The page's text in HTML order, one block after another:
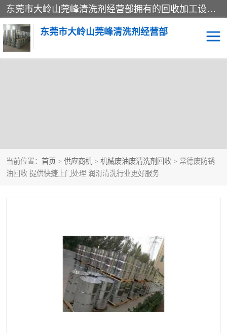
东莞市大岭山莞峰清洗剂经营部拥有的回收加工设备，大量废油回收、废清洗剂回收、废溶剂油回收、机械废油废清洗剂回收、废碳氢回收、碳氢液压油回收、碳氢二氯回收等废清洗剂处理；我们只是提供废旧化工原料的循环使用存放点，执行正规的存放，有正规的回收资质处理。同时我们公司批发零售回收级清洗剂，脱模油再生基础油，质量保证。
东莞市大岭山莞峰清洗剂经营部
当前位置： 首页 > 供应商机 > 机械废油废清洗剂回收 > 常德废防锈
油回收 提供快捷上门处理 润滑清洗行业更好服务